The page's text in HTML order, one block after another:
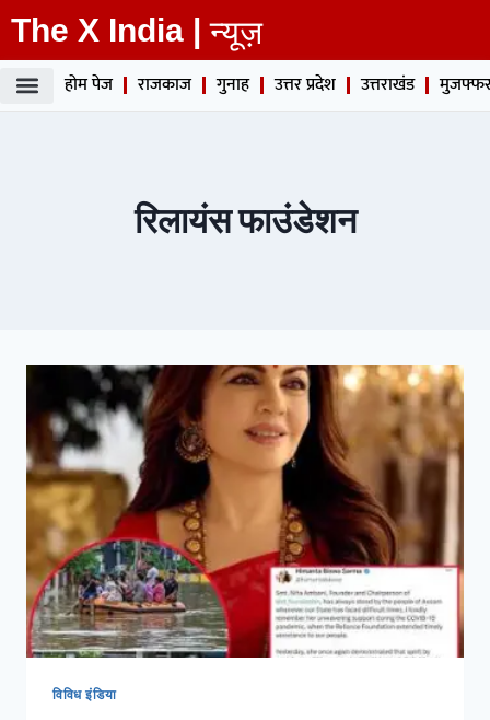
The X India | न्यूज़
होम पेज राजकाज गुनाह उत्तर प्रदेश उत्तराखंड
रिलायंस फाउंडेशन
विविध इंडिया